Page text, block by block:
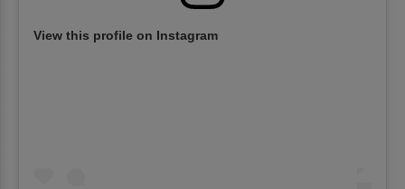
View this profile on Instagram